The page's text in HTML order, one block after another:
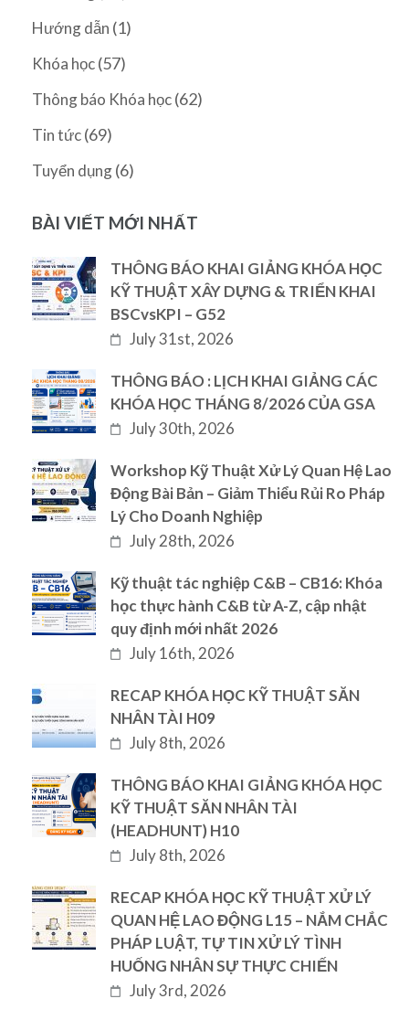
Hướng dẫn (1)
Khóa học(57)
Thông báo Khóa học(62)
Tin tức(69)
Tuyển dụng(6)
BÀI VIẾT MỚI NHẤT
THÔNG BÁO KHAI GIẢNG KHÓA HỌC
KỸ THUẬT XÂY DỰNG & TRIỂN KHAI
BSCvsKPI – G52
July 31st, 2026
THÔNG BÁO : LỊCH KHAI GIẢNG CÁC
KHÓA HỌC THÁNG 8/2026 CỦA GSA
July 30th, 2026
Workshop Kỹ Thuật Xử Lý Quan Hệ Lao
Động Bài Bản – Giảm Thiểu Rủi Ro Pháp
Lý Cho Doanh Nghiệp
July 28th, 2026
Kỹ thuật tác nghiệp C&B – CB16: Khóa
học thực hành C&B từ A-Z, cập nhật
quy định mới nhất 2026
July 16th, 2026
RECAP KHÓA HỌC KỸ THUẬT SĂN
NHÂN TÀI H09
July 8th, 2026
THÔNG BÁO KHAI GIẢNG KHÓA HỌC
KỸ THUẬT SĂN NHÂN TÀI
(HEADHUNT) H10
July 8th, 2026
RECAP KHÓA HỌC KỸ THUẬT XỬ LÝ
QUAN HỆ LAO ĐỘNG L15 – NẮM CHẮC
PHÁP LUẬT, TỰ TIN XỬ LÝ TÌNH
HUỐNG NHÂN SỰ THỰC CHIẾN
July 3rd, 2026